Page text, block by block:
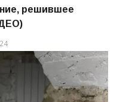
решившее